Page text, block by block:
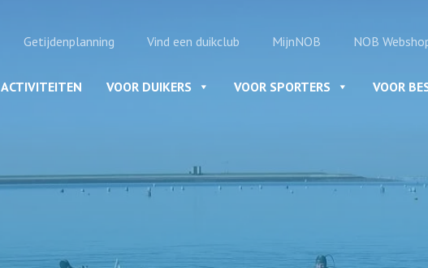
Getijdenplanning Vind een duikclub MijnNOB NOB
ACTIVITEITEN VOOR DUIKERS VOOR SPORTERS VOOR